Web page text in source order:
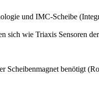
und IMC-Scheibe
sich wie Triaxis Sensoren
benötigt